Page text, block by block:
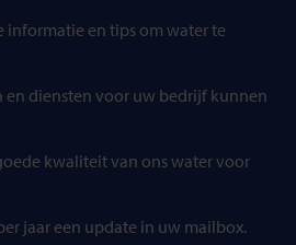
informatie en tips om water te
en diensten voor uw bedrijf kunnen
kwaliteit van ons water voor
jaar een update in uw mailbox.